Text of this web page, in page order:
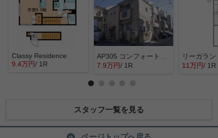
Classy Residence
9.4万円/ 1R
AP305 コンフォート文京白山 101
7.9万円/ 1R
リーガラ
11万円/ 1R
スタッフ一覧を見る